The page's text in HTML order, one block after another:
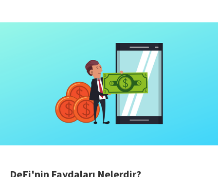
DeFi'nin Faydaları Nelerdir?